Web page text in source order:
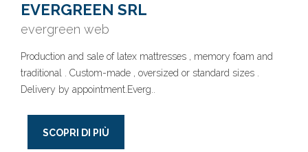
EVERGREEN SRL
evergreen web
Production and sale of latex mattresses , memory foam and
traditional . Custom-made , oversized or standard sizes .
Delivery by appointment.Everg..
SCOPRI DI PIÙ